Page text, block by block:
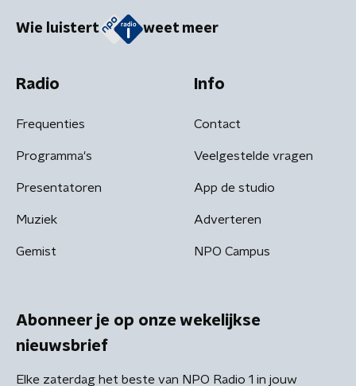
Wie luistert weet meer
Radio
Frequenties
Programma's
Presentatoren
Muziek
Gemist
Info
Contact
Veelgestelde vragen
App de studio
Adverteren
NPO Campus
Abonneer je op onze wekelijkse
nieuwsbrief
Elke zaterdag het beste van NPO Radio 1 in jouw